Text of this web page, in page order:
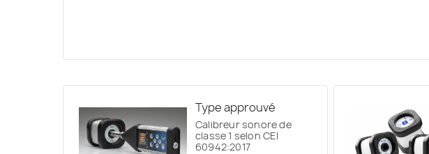
Type approuvé
Calibreur sonore de
classe 1 selon CEI
60942:2017